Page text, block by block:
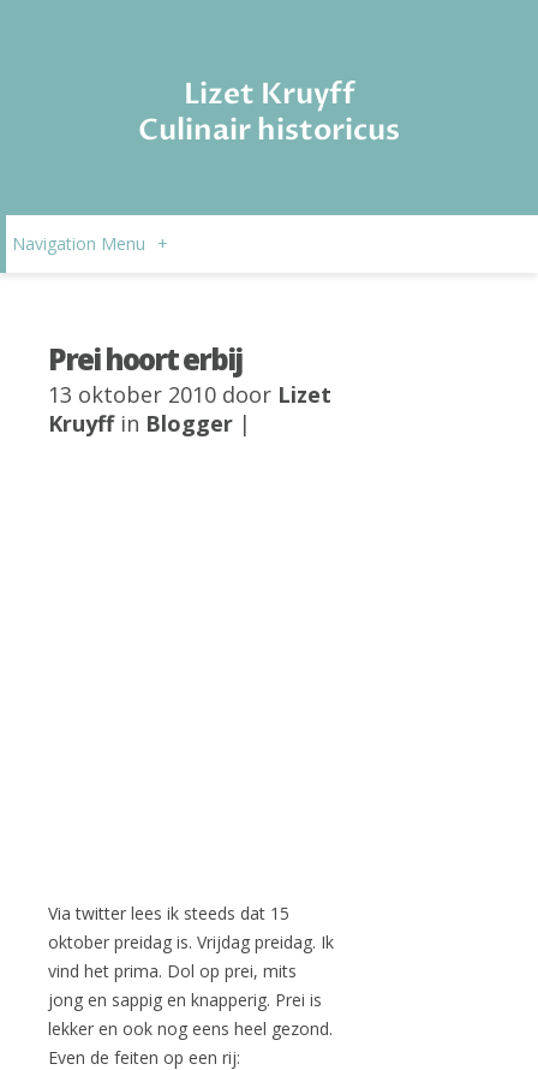
Lizet Kruyff
Culinair historicus
Navigation Menu +
Prei hoort erbij
13 oktober 2010 door Lizet
Kruyffin Blogger |
Via twitter lees ik steeds dat 15
oktober preidag is. Vrijdag preidag. Ik
vind het prima. Dol op prei, mits
jong en sappig en knapperig. Prei is
lekker en ook nog eens heel gezond.
Even de feiten op een rij: